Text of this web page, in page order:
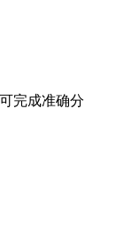
完成准确分